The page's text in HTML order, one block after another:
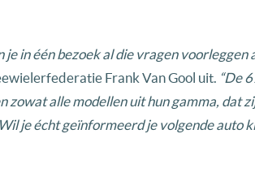
je in één bezoek al die vragen
Frank Van Gool uit. “De
alle modellen uit hun gamma, dat
je écht geïnformeerd je volgende auto